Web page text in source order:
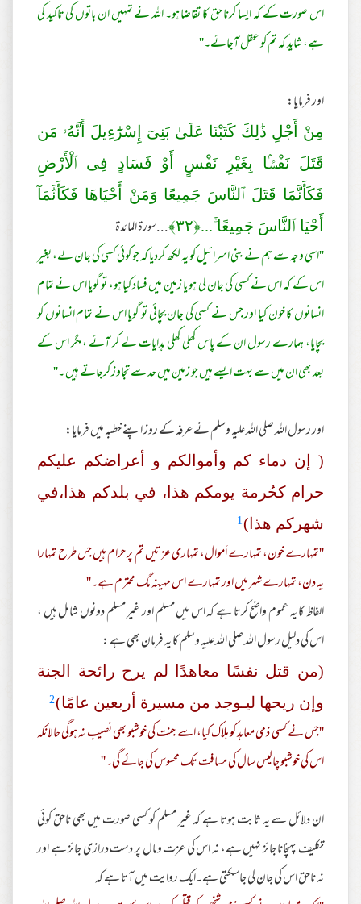
اس صورت کے کہ ایسا کرنا حق کا تقاضا ہو۔ اللہ نے تمہیں ان باتوں کی تاکید کی
ہے، شاید کہ تم کو عقل آجائے۔''
اور فرمایا:
مِنْ أَجْلِ ذَ‌ٰلِكَ كَتَبْنَا عَلَىٰ بَنِىٓ إِسْرَ‌ٰٓ‌ءِيلَ أَنَّهُۥ مَن
قَتَلَ نَفْسًۢا بِغَيْرِ‌ نَفْسٍ أَوْ فَسَادٍ فِى ٱلْأَرْ‌ضِ
فَكَأَنَّمَا قَتَلَ ٱلنَّاسَ جَمِيعًا وَمَنْ أَحْيَاهَا فَكَأَنَّمَآ
أَحْيَا ٱلنَّاسَ جَمِيعًا ۚ...﴿٣٢﴾...سورة المائدة
''اسی وجہ سے ہم نے بنی اسرائیل کو یہ لکھ کردیا کہ جو کوئی کسی کی جان لے، بغیر
اس کے کہ اس نے کسی کی جان لی ہو یا زمین میں فساد کیا ہو، تو گویا اس نے تمام
انسانوں کا خون کیا اور جس نے کسی کی جان بچائی تو گویا اس نے تمام انسانوں کو
بچایا، ہمارے رسول ان کے پاس کھلی کھلی ہدایات لے کر آئے ،مگر اس کے
بعد بھی ان میں سے بہت ایسے ہیں جو زمین میں حد سے تجاوز کرجاتے ہیں ۔''
اور رسول اللہ صلی اللہ علیہ وسلم نے عرفہ کے روز اپنے خطبہ میں فرمایا:
( إن دماء کم وأموالکم و أعراضکم علیکم
حرام کحُرمة یومکم ھذا، في بلدکم ھذا،في
شھرکم ھذا)1
''تمہارے خون، تمہارے اَموال، تمہاری عزتیں تم پر حرام ہیں جس طرح تمہارا
یہ دن، تمہارے شہر میں اور تمہارے اس مہینہ مگ محترم ہے۔''
الفاظ کا یہ عموم واضح کرتا ہے کہ اس میں مسلم اور غیر مسلم دونوں شامل ہیں ،
اس کی دلیل رسول اللہ صلی اللہ علیہ وسلم کا یہ فرمان بھی ہے :
(من قتل نفسًا معاھدًا لم یرح رائحة الجنة
وإن ریحھا لیـوجد من مسیرة أربعین عامًا)2
''جس نے کسی ذمی معاہد کو ہلاک کیا، اسے جنت کی خوشبو بھی نصیب نہ ہوگی حالانکہ
اس کی خوشبو چالیس سال کی مسافت تک محسوس کی جائے گی۔''
ان دلائل سے یہ ثابت ہوتا ہے کہ غیر مسلم کو کسی صورت میں بھی ناحق کوئی
تکلیف پہنچانا جائز نہیں ہے، نہ اس کی عزت ومال پر دست درازی جائز ہے اور
نہ ناحق اس کی جان لی جاسکتی ہے۔ایک روایت میں آتا ہے کہ